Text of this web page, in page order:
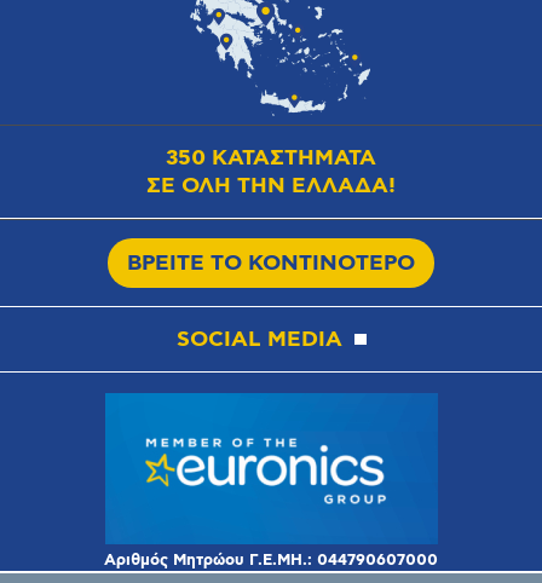
350 ΚΑΤΑΣΤΗΜΑΤΑ
ΣΕ ΟΛΗ ΤΗΝ ΕΛΛΑΔΑ!
ΒΡΕΙΤΕ ΤΟ ΚΟΝΤΙΝΟΤΕΡΟ
SOCIAL MEDIA